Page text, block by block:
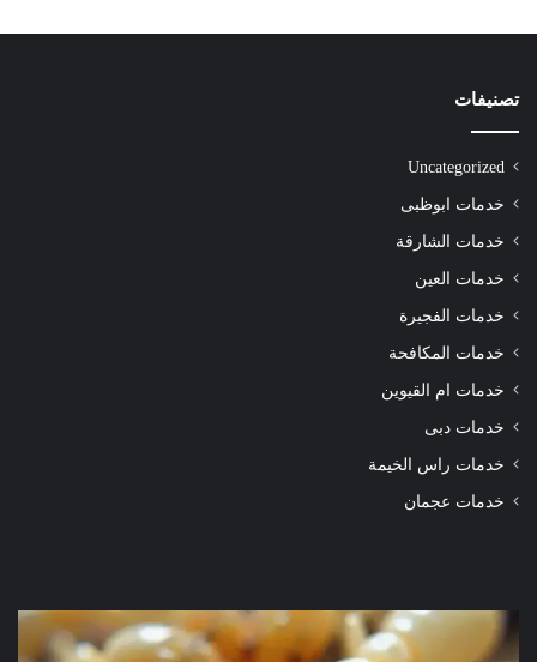
تصنيفات
Uncategorized
خدمات ابوظبى
خدمات الشارقة
خدمات العين
خدمات الفجيرة
خدمات المكافحة
خدمات ام القيوين
خدمات دبى
خدمات راس الخيمة
خدمات عجمان
شركة
مكافحة